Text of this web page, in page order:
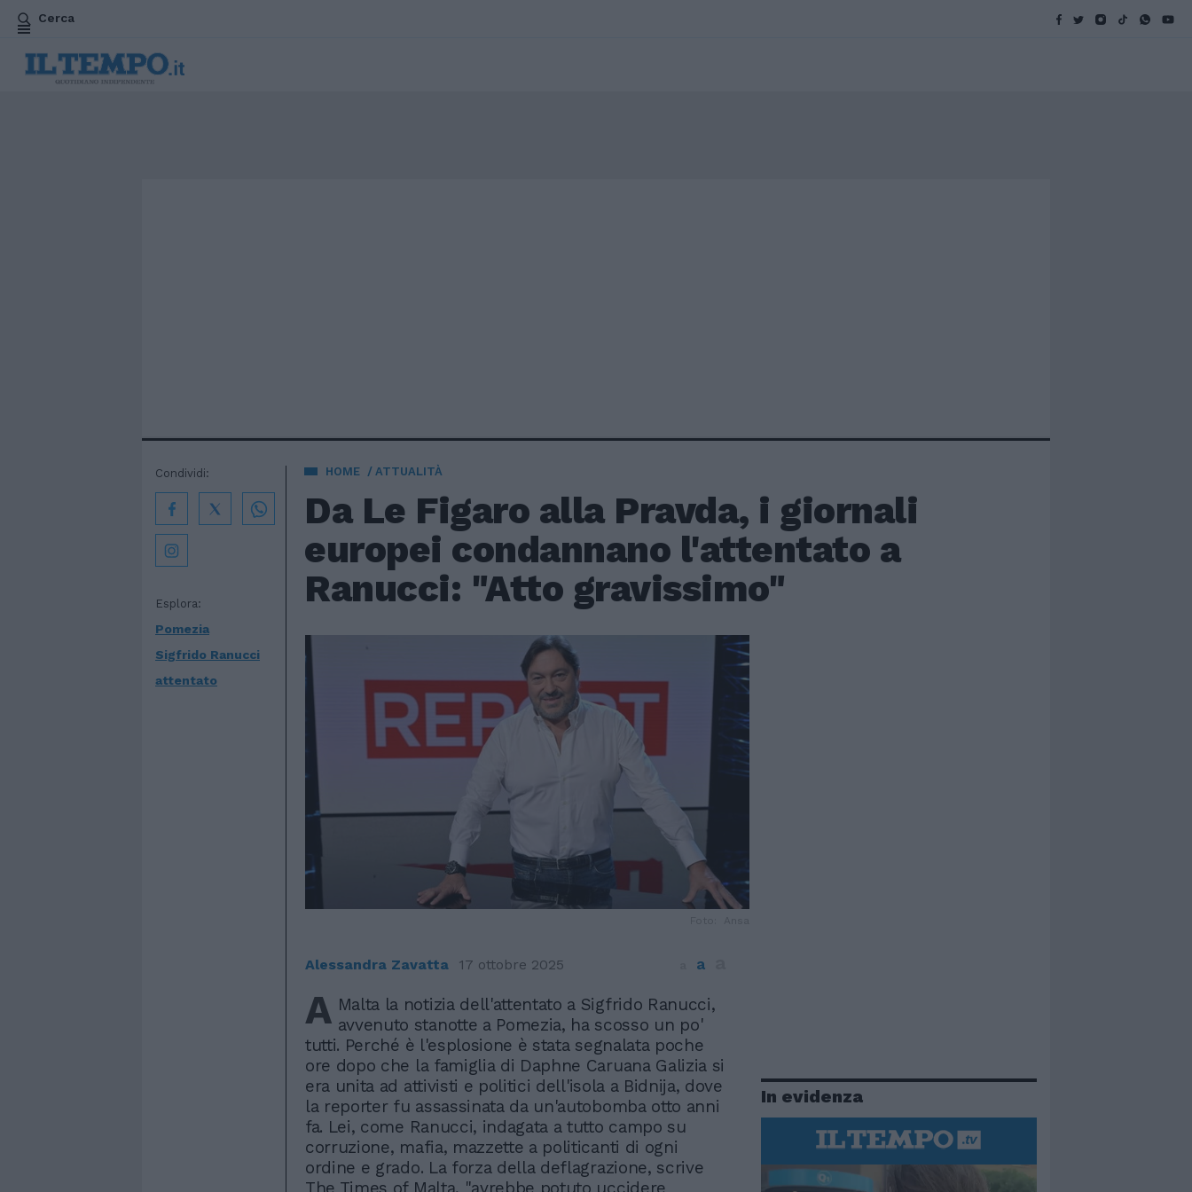
Cerca
HOME ATTUALITÀ
Da Le Figaro alla Pravda, i giornali
europei condannano l'attentato a
Ranucci: "Atto gravissimo"
Esplora:
Pomezia
Sigfrido Ranucci
attentato
Condividi:
Alessandra Zavatta 17 ottobre 2025 a
A Malta la notizia dell'attentato a Sigfrido Ranucci,
avvenuto stanotte a Pomezia, ha scosso un po'
tutti. Perché è l'esplosione è stata segnalata poche
ore dopo che la famiglia di Daphne Caruana Galizia si
era unita ad attivisti e politici dell'isola a Bidnija, dove
la reporter fu assassinata da un'autobomba otto anni
fa. Lei, come Ranucci, indagata a tutto campo su
corruzione, mafia, mazzette a politicanti di ogni
ordine e grado. La forza della deflagrazione, scrive
In evidenza